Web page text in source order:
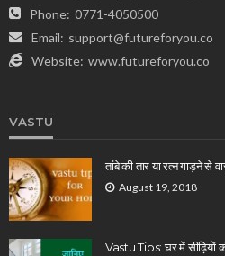
Phone: 0771-4050500
Email: support@futureforyou.co
Website: www.futureforyou.co
VASTU
तांबे की तार या रत्न गाड़ने से
August 19, 2018
Vastu Tips: घर में सीढ़ियों